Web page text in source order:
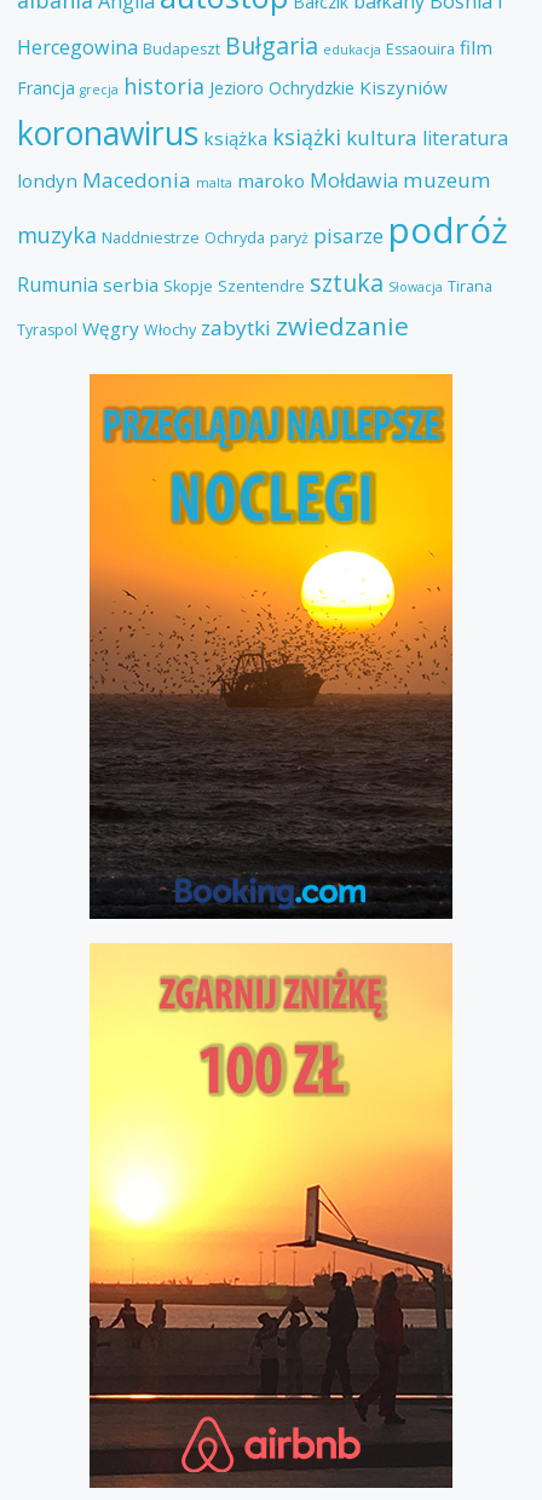
Hercegowina Budapeszt Bułgaria edukacja Essaouira film
Francja grecja historia Jezioro Ochrydzkie Kiszyniów
koronawirus książka książki kultura literatura
londyn Macedonia malta maroko Mołdawia muzeum
muzyka Naddniestrze Ochryda paryż pisarze podróż
Rumunia serbia Skopje Szentendre sztuka Słowacja Tirana
Tyraspol Węgry Włochy zabytki zwiedzanie